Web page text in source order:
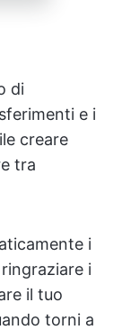
di
e i
creare
tra
i
i
il tuo
torni a